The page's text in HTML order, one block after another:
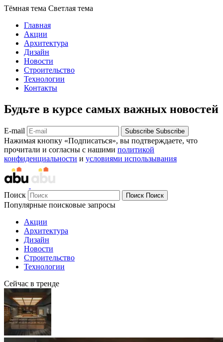
Тёмная тема Светлая тема
Главная
Акции
Архитектура
Дизайн
Новости
Строительство
Технологии
Контакты
Будьте в курсе самых важных новостей
E-mail Subscribe Subscribe
Нажимая кнопку «Подписаться», вы подтверждаете, что
прочитали и согласны с нашими политикой
конфиденциальности и условиями использывания
Поиск Поиск Поиск
Популярные поисковые запросы
Акции
Архитектура
Дизайн
Новости
Строительство
Технологии
Сейчас в тренде